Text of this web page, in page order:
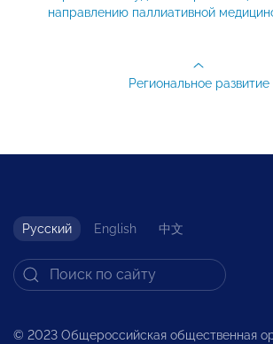
направлению паллиативной
Региональное развитие
Русский English 中文
© 2023 Общероссийская общественная